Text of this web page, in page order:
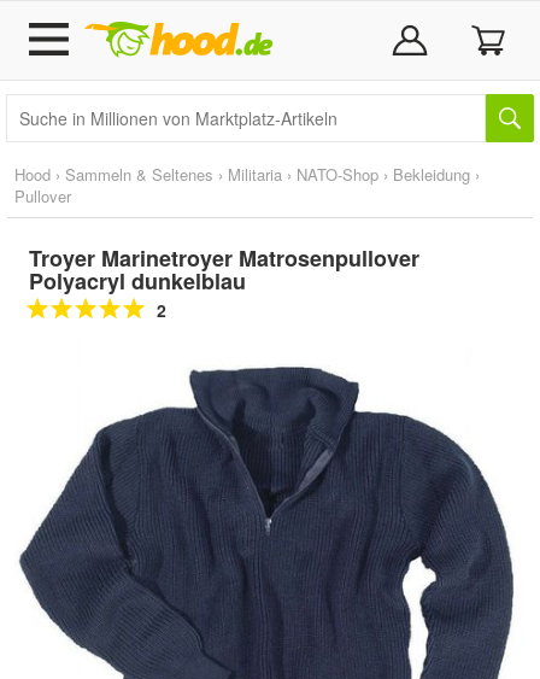
Hood › Sammeln & Seltenes › Militaria › NATO-Shop › Bekleidung ›
Pullover
Troyer Marinetroyer Matrosenpullover
Polyacryl dunkelblau
2